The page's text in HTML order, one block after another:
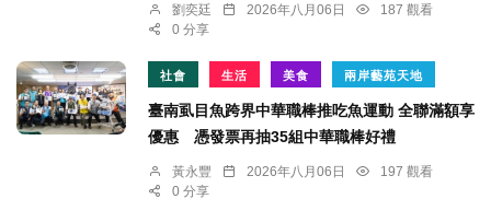
劉奕廷 2026年八月06日
187 觀看
0 分享
社會 生活 美食 兩岸藝苑天地
臺南虱目魚跨界中華職棒推吃魚運動 全聯滿額享
優惠 憑發票再抽35組中華職棒好禮
黃永豐 2026年八月06日
197 觀看
0 分享